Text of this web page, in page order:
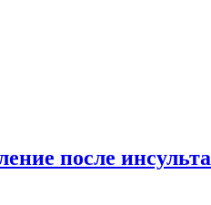
после инсульта